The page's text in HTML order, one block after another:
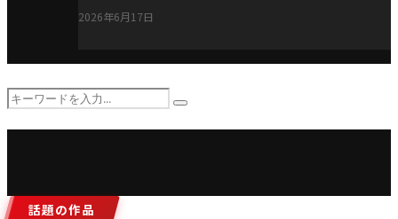
2026年6月17日
Search
Search
話題の作品